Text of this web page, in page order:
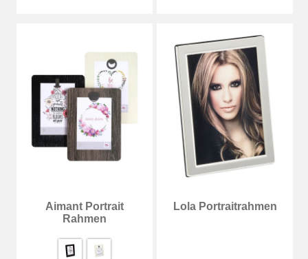
Aimant Portrait
Rahmen
Lola Portraitrahmen